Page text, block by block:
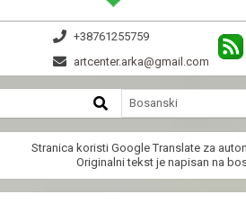
ARKA
+38761255759
artcenter.arka@gmail.com
Navigation
Menu
SEARCH
Stranica koristi Google Translate za
Originalni tekst je napisan na